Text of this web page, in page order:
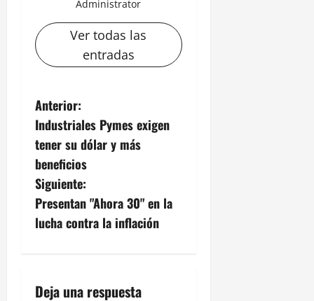
Administrator
Ver todas las
entradas
N
a
v
e
g
c
Anterior:
Industriales Pymes exigen
tener su dólar y más
beneficios
Siguiente:
Presentan "Ahora 30" en la
lucha contra la inflación
Deja una respuesta